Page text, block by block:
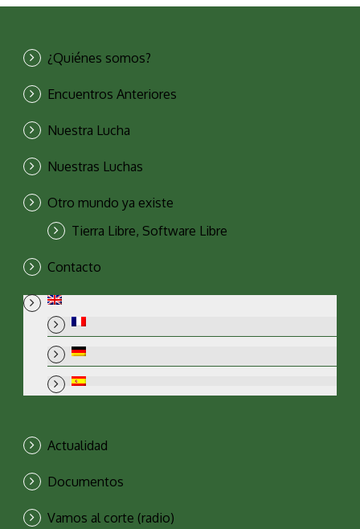
¿Quiénes somos?
Encuentros Anteriores
Nuestra Lucha
Nuestras Luchas
Otro mundo ya existe
Tierra Libre, Software Libre
Contacto
Actualidad
Documentos
Vamos al corte (radio)